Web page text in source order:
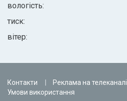
вологість:
тиск:
вітер:
Контакти Реклама на телеканалі
Умови використання